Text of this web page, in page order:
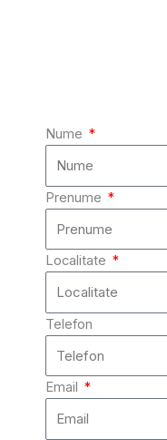
Nume
Prenume
Localitate
Telefon
Email